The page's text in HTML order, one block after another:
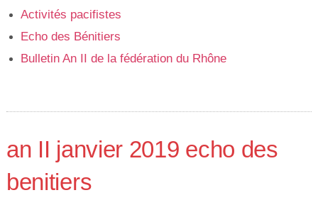
Activités pacifistes
Echo des Bénitiers
Bulletin An II de la fédération du Rhône
an II janvier 2019 echo des
benitiers